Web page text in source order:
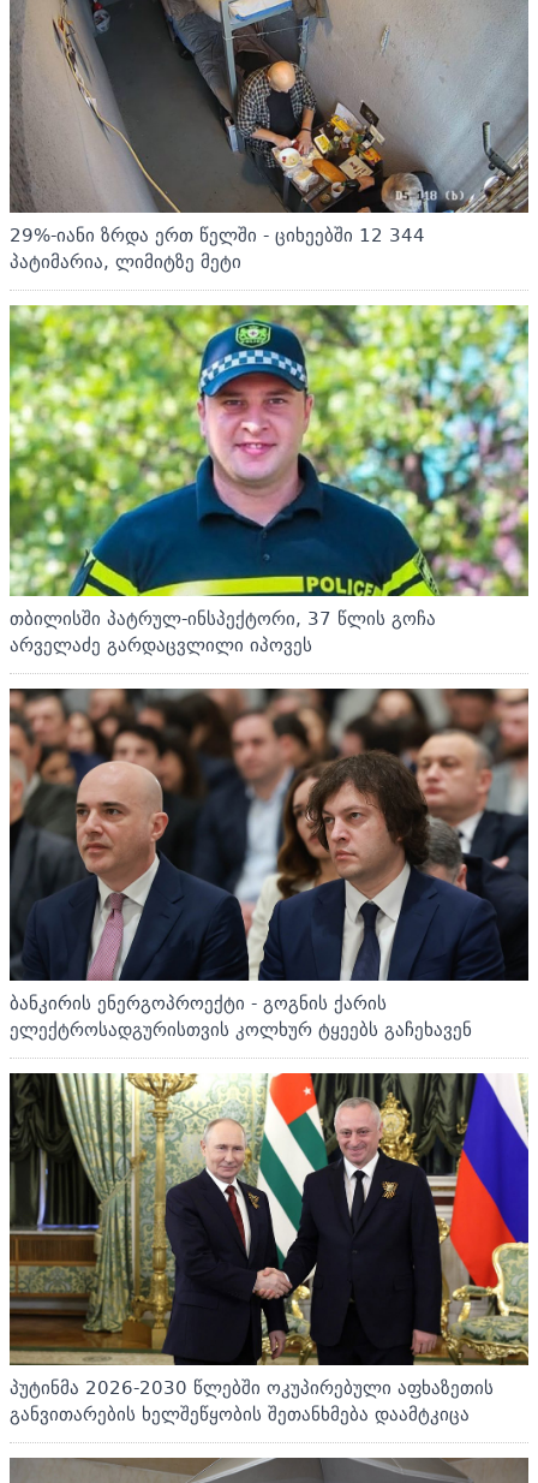
29%-იანი ზრდა ერთ წელში - ციხეებში 12 344
პატიმარია, ლიმიტზე მეტი
თბილისში პატრულ-ინსპექტორი, 37 წლის გოჩა
არველაძე გარდაცვლილი იპოვეს
ბანკირის ენერგოპროექტი - გოგნის ქარის
ელექტროსადგურისთვის კოლხურ ტყეებს გაჩეხავენ
პუტინმა 2026-2030 წლებში ოკუპირებული აფხაზეთის
განვითარების ხელშეწყობის შეთანხმება დაამტკიცა